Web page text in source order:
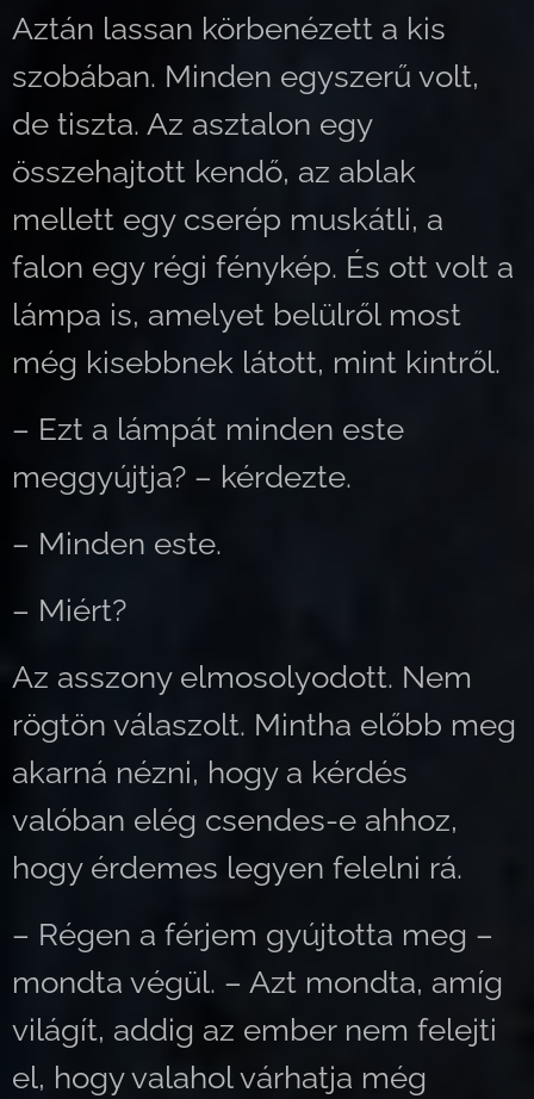
Aztán lassan körbenézett a kis
szobában. Minden egyszerű volt,
de tiszta. Az asztalon egy
összehajtott kendő, az ablak
mellett egy cserép muskátli, a
falon egy régi fénykép. És ott volt a
lámpa is, amelyet belülről most
még kisebbnek látott, mint kintről.
– Ezt a lámpát minden este
meggyújtja? – kérdezte.
– Minden este.
– Miért?
Az asszony elmosolyodott. Nem
rögtön válaszolt. Mintha előbb meg
akarná nézni, hogy a kérdés
valóban elég csendes-e ahhoz,
hogy érdemes legyen felelni rá.
– Régen a férjem gyújtotta meg –
mondta végül. – Azt mondta, amíg
világít, addig az ember nem felejti
el, hogy valahol várhatja még